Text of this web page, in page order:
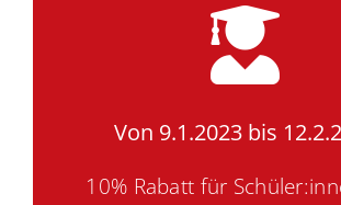
Von 9.1.2023 bis
10% Rabatt für